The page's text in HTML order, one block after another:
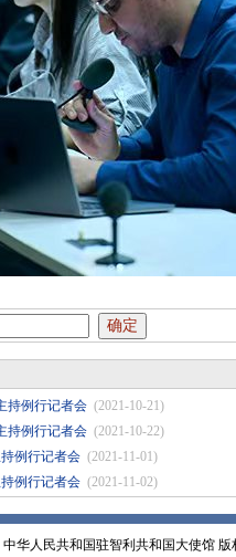
持例行记者会 (2021-10-21)
持例行记者会 (2021-10-22)
例行记者会 (2021-11-01)
例行记者会 (2021-11-02)
中华人民共和国驻智利共和国大使馆 版